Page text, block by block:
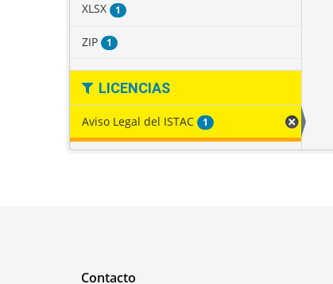
XLSX 1
ZIP 1
LICENCIAS
Aviso Legal del ISTAC 1
Contacto